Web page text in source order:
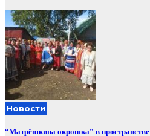
Новости
“Матрёшкина окрошка” в